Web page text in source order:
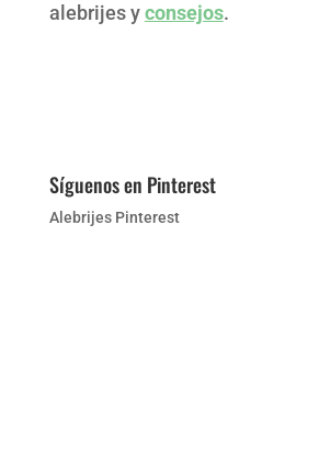
alebrijes yconsejos.
Síguenos en Pinterest
Alebrijes Pinterest